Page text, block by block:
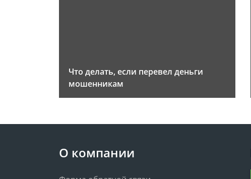
Что делать, если перевел деньги
мошенникам
О компании